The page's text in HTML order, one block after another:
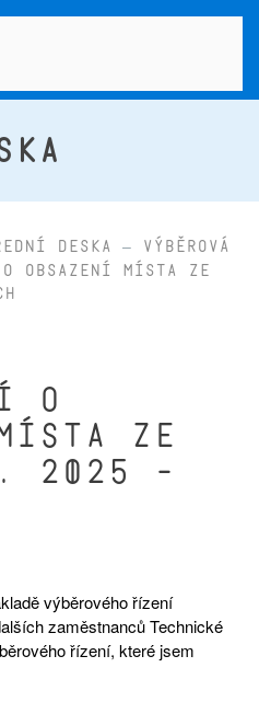
deska
Výběrová
o obsazení místa ze
o
ze
2025 -
výběrového řízení
zaměstnanců Technické
řízení, které jsem